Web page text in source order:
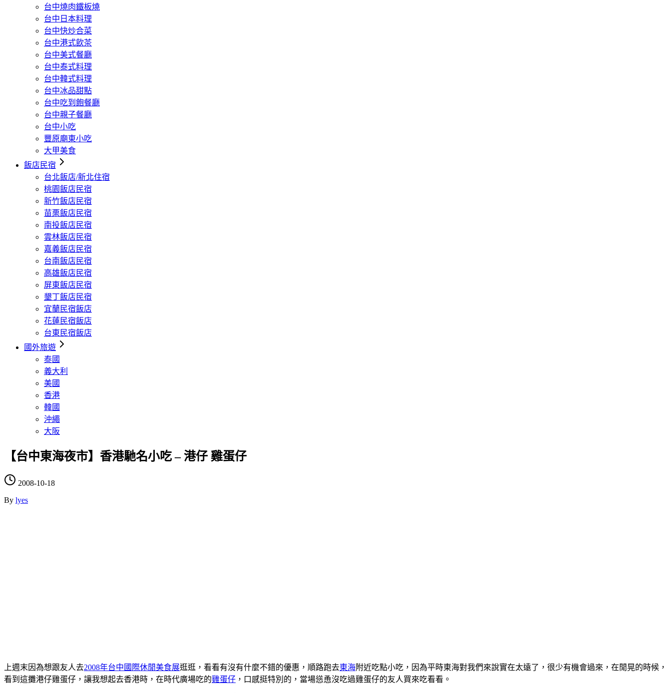
台中燒肉鐵板燒
台中日本料理
台中快炒合菜
台中港式飲茶
台中美式餐廳
台中泰式料理
台中韓式料理
台中冰品甜點
台中吃到飽餐廳
台中親子餐廳
台中小吃
豐原廟東小吃
大甲美食
飯店民宿
台北飯店/新北住宿
桃園飯店民宿
新竹飯店民宿
苗栗飯店民宿
南投飯店民宿
雲林飯店民宿
嘉義飯店民宿
台南飯店民宿
高雄飯店民宿
屏東飯店民宿
墾丁飯店民宿
宜蘭民宿飯店
花蓮民宿飯店
台東民宿飯店
國外旅遊
泰國
義大利
美國
香港
韓國
沖繩
大阪
【台中東海夜市】香港馳名小吃 – 港仔 雞蛋仔
2008-10-18
By lyes
上週末因為想跟友人去2008年台中國際休閒美食展逛逛，看看有沒有什麼不錯的優惠，順路跑去東海附近吃點小吃，因為平時東海對我們來說實在太遠了，很少有機會過來，在閒晃的時候，
看到這攤港仔雞蛋仔，讓我想起去香港時，在時代廣場吃的雞蛋仔 ，口感挺特別的，當場慫恿沒吃過雞蛋仔的友人買來吃看看。